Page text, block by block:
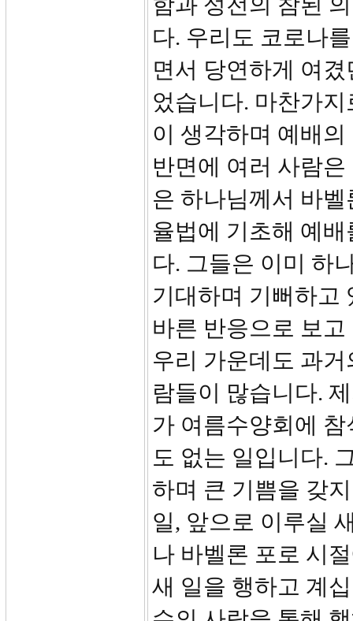
다. 우리도 코로나
면서 당연하게 여
었습니다. 마찬가
이 생각하며 예배
반면에 여러 사람
은 하나님께서 바
율법에 기초해 예
다. 그들은 이미 하
기대하며 기뻐하고
바른 반응으로 보
우리 가운데도 과
람들이 많습니다.
가 여름수양회에
도 없는 일입니다.
하며 큰 기쁨을 갖
일, 앞으로 이루실
나 바벨론 포로 시
새 일을 행하고 계